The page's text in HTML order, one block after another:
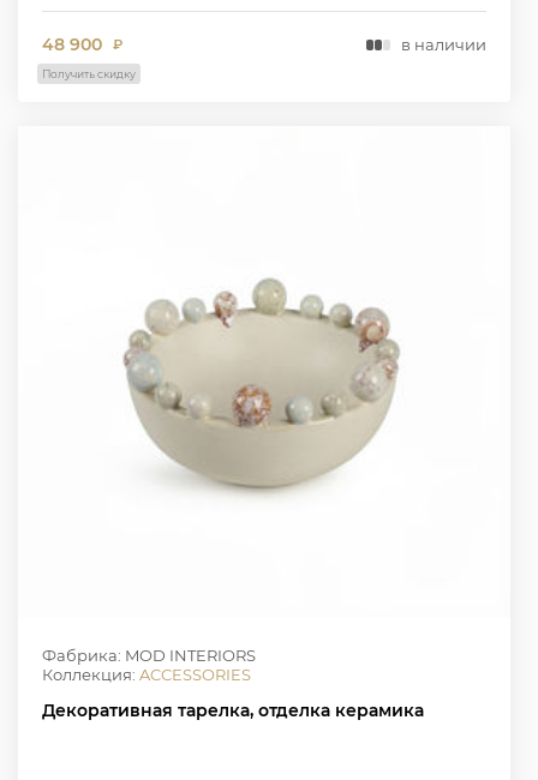
48 900 ₽ в наличии
Получить скидку
Фабрика: MOD INTERIORS
Коллекция: ACCESSORIES
Декоративная тарелка, отделка керамика